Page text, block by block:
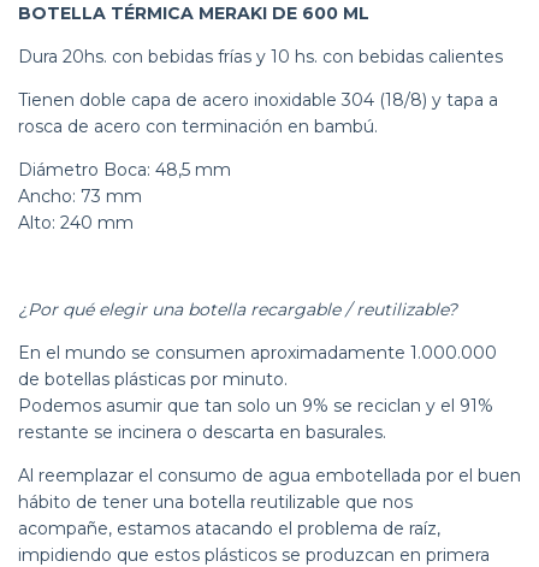
BOTELLA TÉRMICA MERAKI DE 600 ML
Dura 20hs. con bebidas frías y 10 hs. con bebidas calientes
Tienen doble capa de acero inoxidable 304 (18/8) y tapa a
rosca de acero con terminación en bambú.
Diámetro Boca: 48,5 mm
Ancho: 73 mm
Alto: 240 mm
¿Por qué elegir una botella recargable / reutilizable?
En el mundo se consumen aproximadamente 1.000.000
de botellas plásticas por minuto.
Podemos asumir que tan solo un 9% se reciclan y el 91%
restante se incinera o descarta en basurales.
Al reemplazar el consumo de agua embotellada por el buen
hábito de tener una botella reutilizable que nos
acompañe, estamos atacando el problema de raíz,
impidiendo que estos plásticos se produzcan en primera